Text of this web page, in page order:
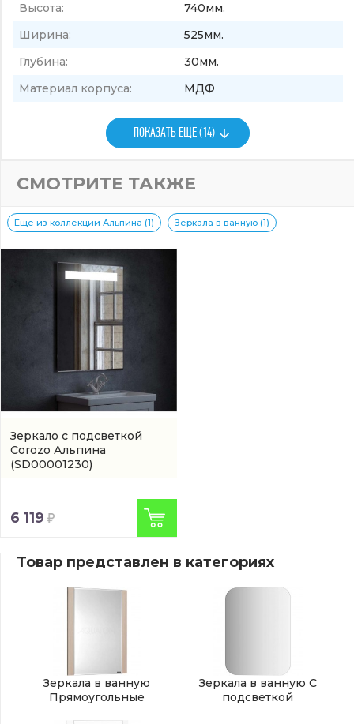
Высота:
740мм.
Ширина:
525мм.
Глубина:
30мм.
Материал корпуса:
МДФ
ПОКАЗАТЬ ЕЩЕ (14)
СМОТРИТЕ ТАКЖЕ
Еще из коллекции Альпина (1) Зеркала в ванную (1)
Зеркало с подсветкой
Corozo Альпина
(SD00001230)
6 119
Товар представлен в категориях
Зеркала в ванную
Прямоугольные
Зеркала в ванную С
подсветкой